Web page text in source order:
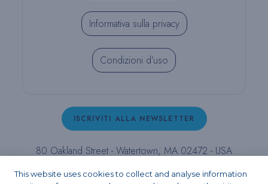
Informativa sulla privacy
Condizioni d’uso
ISCRIVITI ALLA NEWSLETTER
80 Oakland Street - Watertown, MA 02472 - USA
T (800) 343-4342 - T (617) 926-6666 - F (617) 926-
This website uses cookies to collect and analyse information